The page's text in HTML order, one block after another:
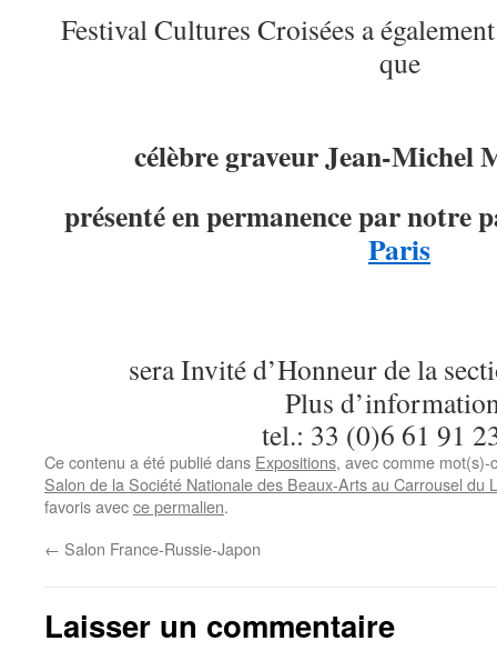
Festival Cultures Croisées a
que
célèbre graveur Jean-Michel
présenté en permanence par notre
Paris
sera Invité d’Honneur de la
Plus
tel.: 33 (0)6 61 91
Ce contenu a été publié dans Expositions, avec comme
Salon de la Société Nationale des Beaux-Arts au Carrousel du
favoris avecce permalien.
← Salon France-Russie-Japon
Laisser un commentaire